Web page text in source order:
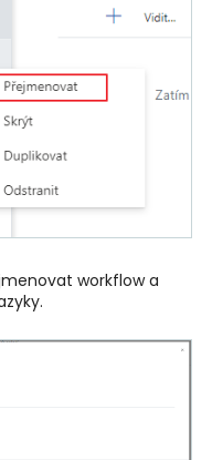
workflow a